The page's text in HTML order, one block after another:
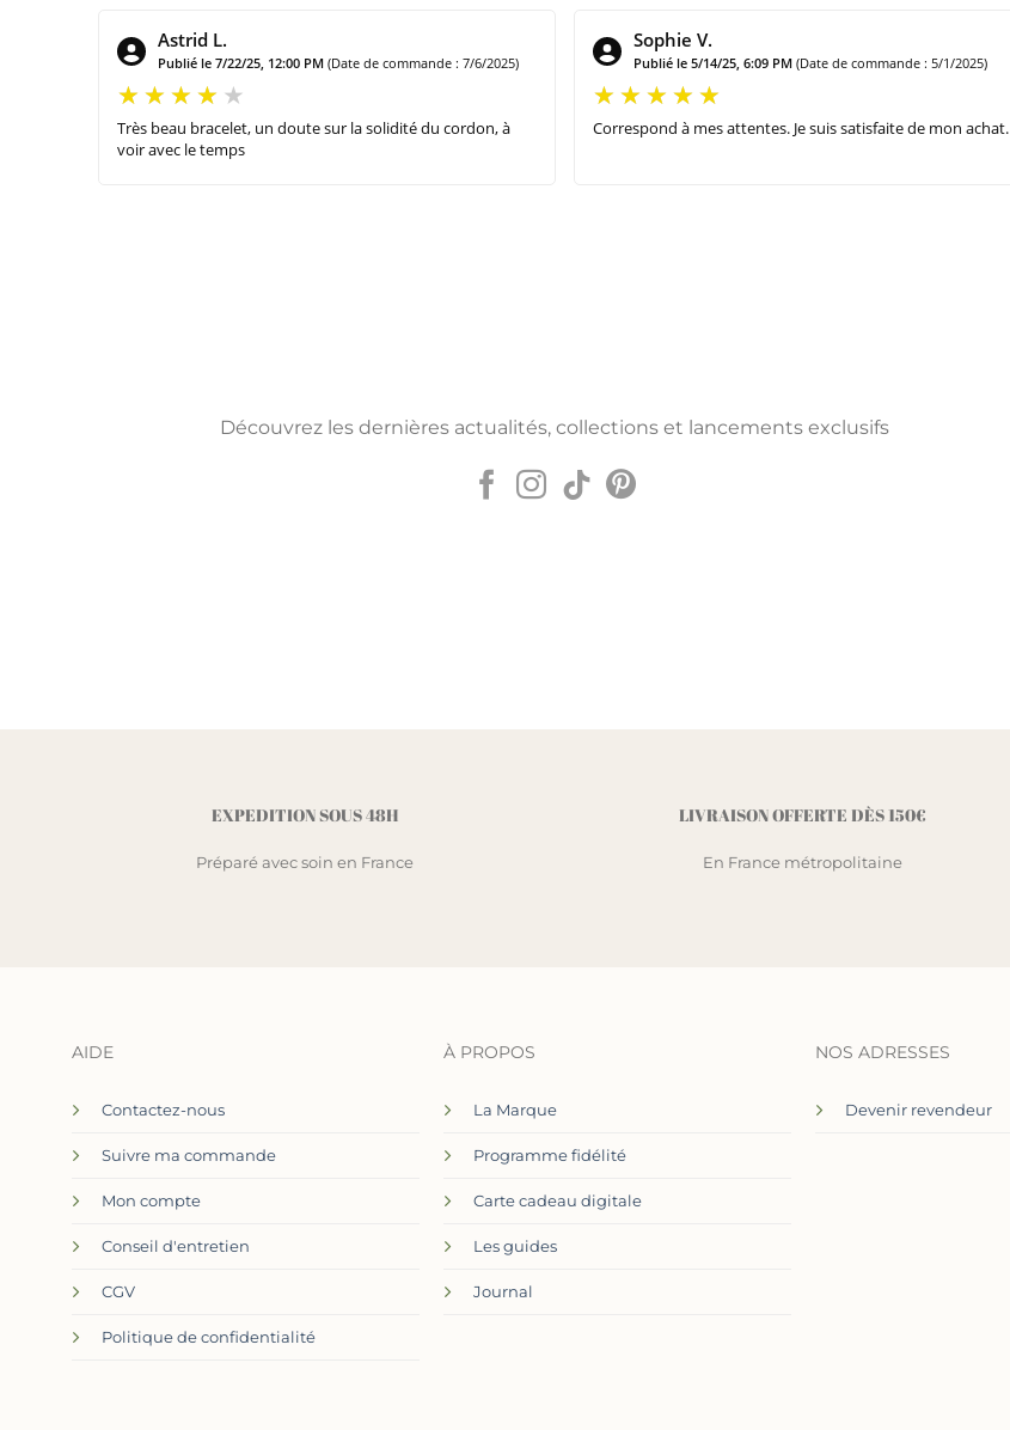
Astrid L.
Publié le 7/22/25, 12:00 PM (Date de commande : 7/6/2025)
Très beau bracelet, un doute sur la solidité du cordon, à
voir avec le temps
Sophie V.
Publié le 5/14/25, 6:09 PM (Date de commande : 5/1/2025)
Correspond à mes attentes. Je suis satisfaite de mon achat.
Découvrez les dernières actualités, collections et lancements exclusifs
EXPEDITION SOUS 48H
Préparé avec soin en France
LIVRAISON OFFERTE DÈS 150€
En France métropolitaine
AIDE
Contactez-nous
Suivre ma commande
Mon compte
Conseil d'entretien
CGV
Politique de confidentialité
À PROPOS
La Marque
Programme fidélité
Carte cadeau digitale
Les guides
Journal
NOS ADRESSES
Devenir revendeur